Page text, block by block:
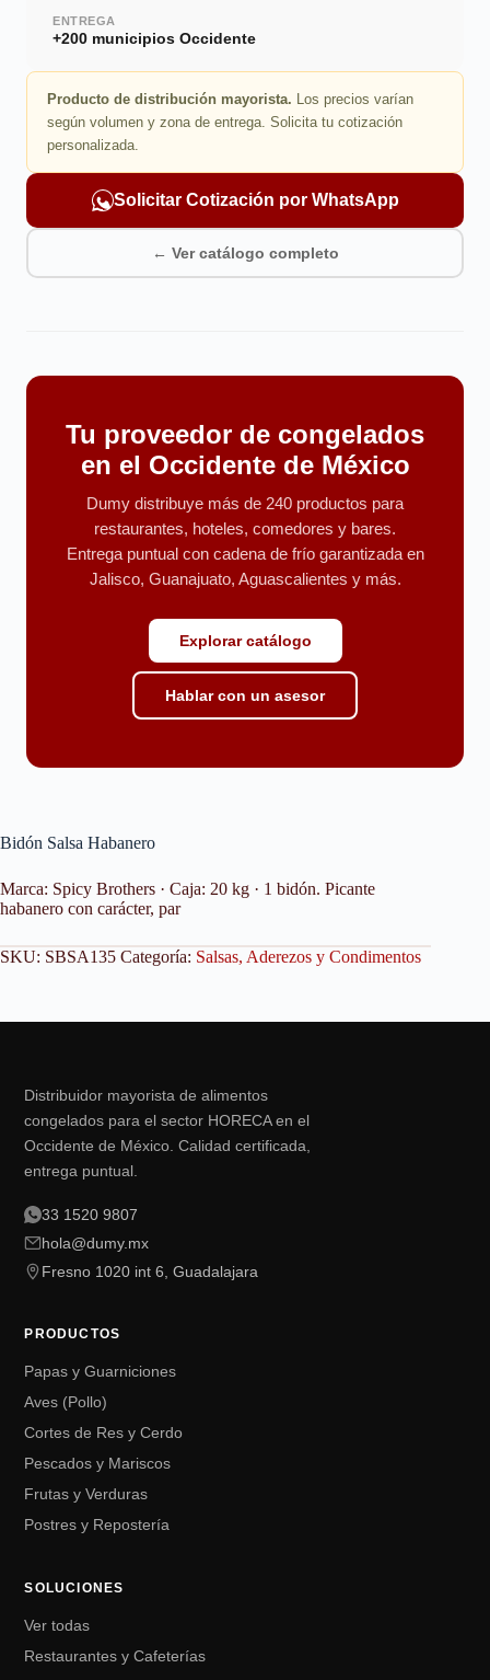
ENTREGA
+200 municipios Occidente
Producto de distribución mayorista. Los precios varían
según volumen y zona de entrega. Solicita tu cotización
personalizada.
Solicitar Cotización por WhatsApp
← Ver catálogo completo
Tu proveedor de congelados
en el Occidente de México
Dumy distribuye más de 240 productos para
restaurantes, hoteles, comedores y bares.
Entrega puntual con cadena de frío garantizada en
Jalisco, Guanajuato, Aguascalientes y más.
Explorar catálogo
Hablar con un asesor
Bidón Salsa Habanero
Marca: Spicy Brothers · Caja: 20 kg · 1 bidón. Picante
habanero con carácter, par
SKU: SBSA135 Categoría: Salsas, Aderezos y Condimentos
Distribuidor mayorista de alimentos
congelados para el sector HORECA en el
Occidente de México. Calidad certificada,
entrega puntual.
33 1520 9807
hola@dumy.mx
Fresno 1020 int 6, Guadalajara
PRODUCTOS
Papas y Guarniciones
Aves (Pollo)
Cortes de Res y Cerdo
Pescados y Mariscos
Frutas y Verduras
Postres y Repostería
SOLUCIONES
Ver todas
Restaurantes y Cafeterías